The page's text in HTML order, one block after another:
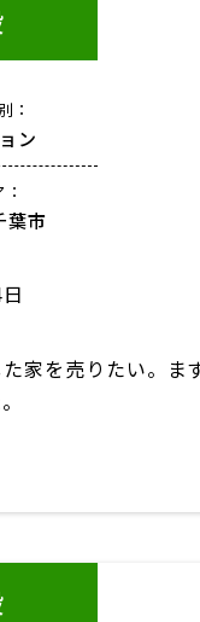
：
ン
葉市
家を売りたい。ま